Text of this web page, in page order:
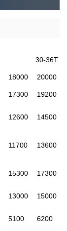
30-36Т
18000 20000
17300 19200
12600 14500
11700 13600
15300 17300
13000 15000
5100 6200